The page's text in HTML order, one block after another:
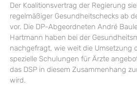
Der Koalitionsvertrag der Regierung
regelmäßiger Gesundheitschecks ab
vor. Die DP-Abgeordneten André
Hartmann haben bei der
nachgefragt, wie weit die Umsetzung
spezielle Schulungen für Ärzte
das DSP in diesem Zusammenhang
wird.